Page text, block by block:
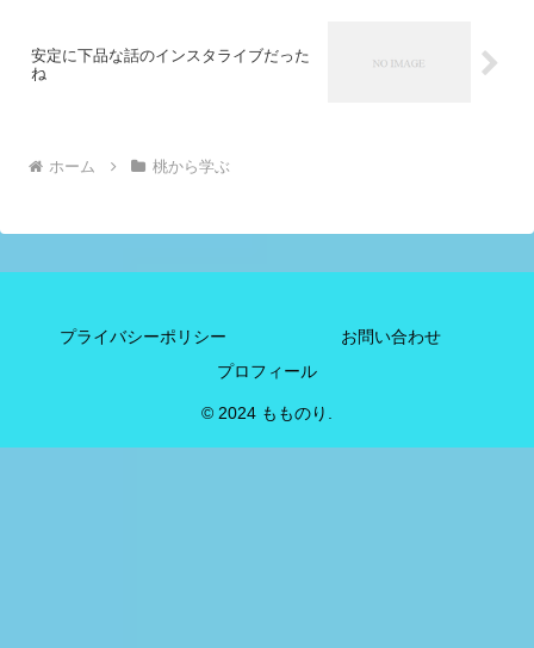
安定に下品な話のインスタライブだった
ね
ホーム 桃から学ぶ
プライバシーポリシー
お問い合わせ
プロフィール
© 2024 もものり.